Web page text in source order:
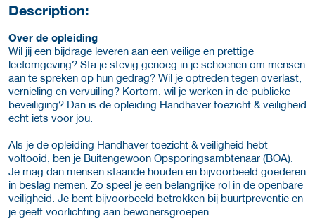
Description:
Over de opleiding
Wil jij een bijdrage leveren aan een veilige en prettige
leefomgeving? Sta je stevig genoeg in je schoenen om mensen
aan te spreken op hun gedrag? Wil je optreden tegen overlast,
vernieling en vervuiling? Kortom, wil je werken in de publieke
beveiliging? Dan is de opleiding Handhaver toezicht & veiligheid
echt iets voor jou.
Als je de opleiding Handhaver toezicht & veiligheid hebt
voltooid, ben je Buitengewoon Opsporingsambtenaar (BOA).
Je mag dan mensen staande houden en bijvoorbeeld goederen
in beslag nemen. Zo speel je een belangrijke rol in de openbare
veiligheid. Je bent bijvoorbeeld betrokken bij buurtpreventie en
je geeft voorlichting aan bewonersgroepen.